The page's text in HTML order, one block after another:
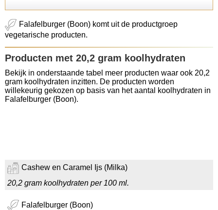
Falafelburger (Boon) komt uit de productgroep
vegetarische producten.
Producten met 20,2 gram koolhydraten
Bekijk in onderstaande tabel meer producten waar ook 20,2
gram koolhydraten inzitten. De producten worden
willekeurig gekozen op basis van het aantal koolhydraten in
Falafelburger (Boon).
Cashew en Caramel Ijs (Milka)
20,2 gram koolhydraten per 100 ml.
Falafelburger (Boon)